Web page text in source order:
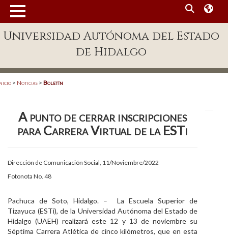
Enlaces
Patronato
Publicaciones en línea
Acreditación Internacional
Alumnado
Aspirantes
Universidad Autónoma del Estado
de Hidalgo
> Noticias > Boletín
A punto de cerrar inscripciones
para Carrera Virtual de la ESTi
Dirección de Comunicación Social, 11/Noviembre/2022
Fotonota No. 48
Pachuca de Soto, Hidalgo. – La Escuela Superior de
Tizayuca (ESTi), de la Universidad Autónoma del Estado de
Hidalgo (UAEH) realizará este 12 y 13 de noviembre su
Séptima Carrera Atlética de cinco kilómetros, que en esta